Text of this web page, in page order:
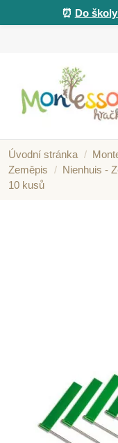
⏰ Do
Úvodní stránka
Zeměpis
Nienhuis -
10 kusů